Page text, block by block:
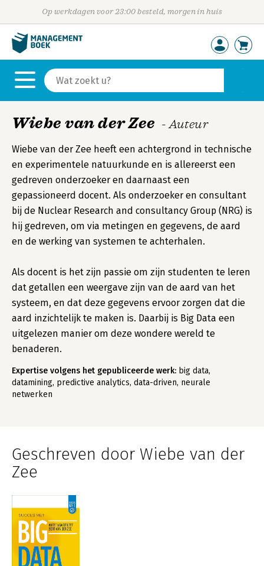
Op werkdagen voor 23:00 besteld, morgen in huis
Wiebe van der Zee - Auteur
Wiebe van der Zee heeft een achtergrond in technische
en experimentele natuurkunde en is allereerst een
gedreven onderzoeker en daarnaast een
gepassioneerd docent. Als onderzoeker en consultant
bij de Nuclear Research and consultancy Group (NRG) is
hij gedreven, om via metingen en gegevens, de aard
en de werking van systemen te achterhalen.
Als docent is het zijn passie om zijn studenten te leren
dat getallen een weergave zijn van de aard van het
systeem, en dat deze gegevens ervoor zorgen dat die
aard inzichtelijk te maken is. Daarbij is Big Data een
uitgelezen manier om deze wondere wereld te
benaderen.
Expertise volgens het gepubliceerde werk: big data,
datamining, predictive analytics, data-driven, neurale
netwerken
Geschreven door Wiebe van der
Zee